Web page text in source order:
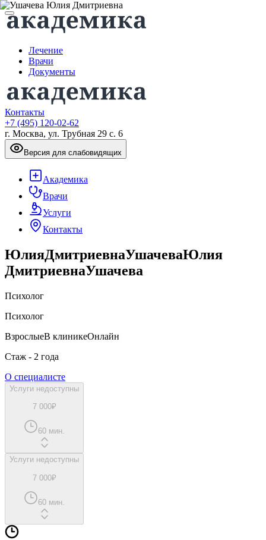
Лечение
Врачи
Документы
Контакты
+7 (495) 120-02-62
г. Москва, ул. Трубная 29 с. 6
Версия для слабовидящих
Академика
Врачи
Услуги
Контакты
ЮлияДмитриевнаУшачеваЮлия
ДмитриевнаУшачева
Психолог
Психолог
ВзрослыеВ клиникеОнлайн
Стаж - 2 года
О специалисте
Услуги недоступны
7 000₽
60 мин.
Услуги недоступны
7 000₽
60 мин.